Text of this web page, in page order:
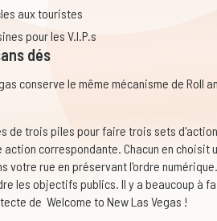
aux touristes
pour les V.I.P.s
dés
conserve le même mécanisme de Roll
de trois piles pour faire trois sets
action correspondante. Chacun en choisit
votre rue en préservant l'ordre
les objectifs publics. Il y a beaucoup à
de Welcome to New Las Vegas !